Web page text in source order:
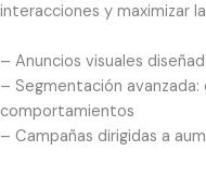
interacciones y maximizar
– Anuncios visuales
– Segmentación
comportamientos
– Campañas dirigidas a